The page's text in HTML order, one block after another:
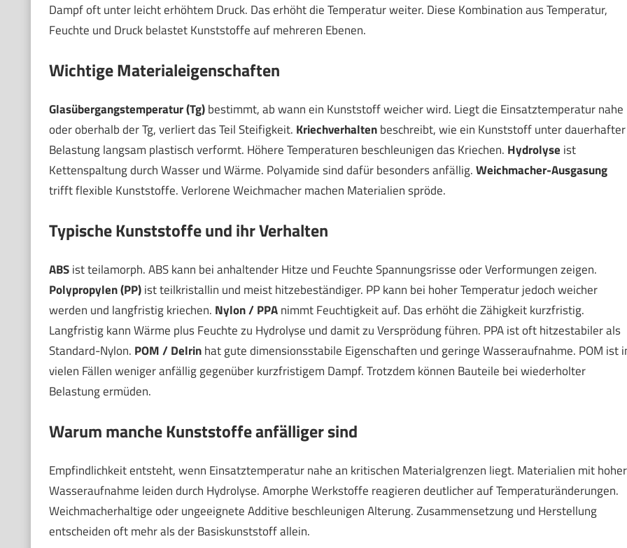
Dampf oft unter leicht erhöhtem Druck. Das erhöht die Temperatur weiter. Diese Kombination aus Temperatur,
Feuchte und Druck belastet Kunststoffe auf mehreren Ebenen.
Wichtige Materialeigenschaften
Glasübergangstemperatur (Tg)bestimmt, ab wann ein Kunststoff weicher wird. Liegt die Einsatztemperatur nahe
oder oberhalb der Tg, verliert das Teil Steifigkeit. Kriechverhaltenbeschreibt, wie ein Kunststoff unter dauerhafter
Belastung langsam plastisch verformt. Höhere Temperaturen beschleunigen das Kriechen. Hydrolyse ist
Kettenspaltung durch Wasser und Wärme. Polyamide sind dafür besonders anfällig.Weichmacher-Ausgasung
trifft flexible Kunststoffe. Verlorene Weichmacher machen Materialien spröde.
Typische Kunststoffe und ihr Verhalten
ABSist teilamorph. ABS kann bei anhaltender Hitze und Feuchte Spannungsrisse oder Verformungen zeigen.
Polypropylen (PP)ist teilkristallin und meist hitzebeständiger. PP kann bei hoher Temperatur jedoch weicher
werden und langfristig kriechen. Nylon / PPAnimmt Feuchtigkeit auf. Das erhöht die Zähigkeit kurzfristig.
Langfristig kann Wärme plus Feuchte zu Hydrolyse und damit zu Versprödung führen. PPA ist oft hitzestabiler als
Standard-Nylon. POM / Delrinhat gute dimensionsstabile Eigenschaften und geringe Wasseraufnahme. POM ist
vielen Fällen weniger anfällig gegenüber kurzfristigem Dampf. Trotzdem können Bauteile bei wiederholter
Belastung ermüden.
Warum manche Kunststoffe anfälliger sind
Empfindlichkeit entsteht, wenn Einsatztemperatur nahe an kritischen Materialgrenzen liegt. Materialien mit hoher
Wasseraufnahme leiden durch Hydrolyse. Amorphe Werkstoffe reagieren deutlicher auf Temperaturänderungen.
Weichmacherhaltige oder ungeeignete Additive beschleunigen Alterung. Zusammensetzung und Herstellung
entscheiden oft mehr als der Basiskunststoff allein.